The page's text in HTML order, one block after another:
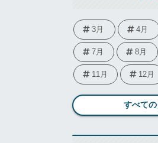
3月 4月
7月 8月
11月 12月
すべて